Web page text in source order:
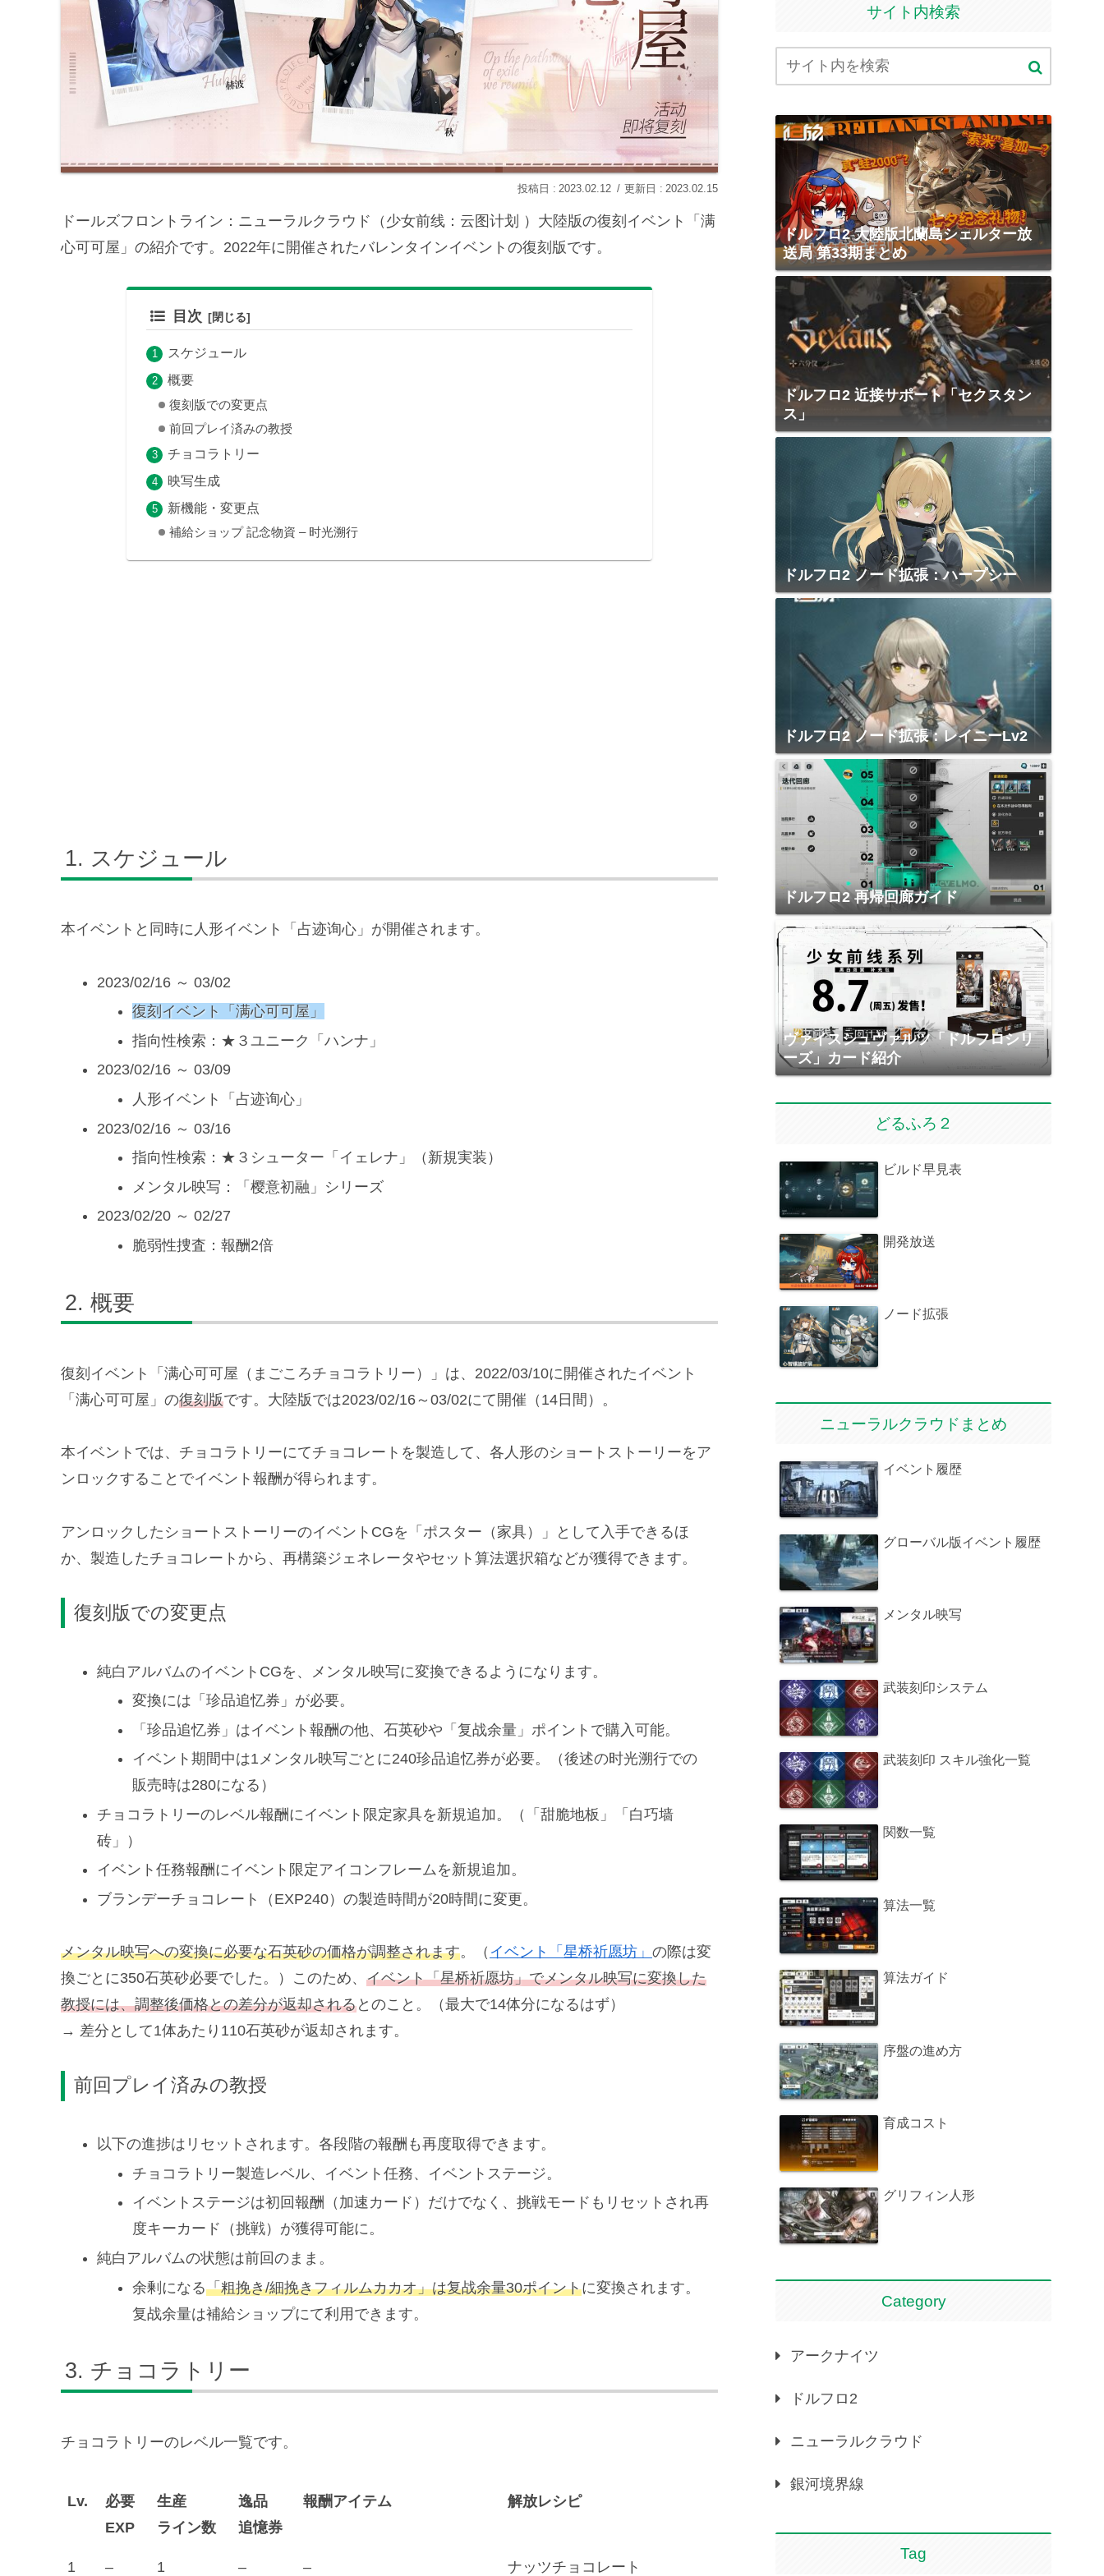
2023.02.12 2023.02.15
ドールズフロントライン：ニューラルクラウド（少女前线：云图计划 ）大陸版の復刻イベント「满
心可可屋」の紹介です。2022年に開催されたバレンタインイベントの復刻版です。
目次
スケジュール
概要
復刻版での変更点
前回プレイ済みの教授
チョコラトリー
映写生成
新機能・変更点
補給ショップ 記念物資 – 时光溯行
スケジュール
本イベントと同時に人形イベント「占迹询心」が開催されます。
2023/02/16 ～ 03/02
復刻イベント「满心可可屋」
指向性検索：★３ユニーク「ハンナ」
2023/02/16 ～ 03/09
人形イベント「占迹询心」
2023/02/16 ～ 03/16
指向性検索：★３シューター「イェレナ」（新規実装）
メンタル映写：「樱意初融」シリーズ
2023/02/20 ～ 02/27
脆弱性捜査：報酬2倍
概要
復刻イベント「满心可可屋（まごころチョコラトリー）」は、2022/03/10に開催されたイベント
「满心可可屋」の復刻版です。大陸版では2023/02/16～03/02にて開催（14日間）。
本イベントでは、チョコラトリーにてチョコレートを製造して、各人形のショートストーリーをア
ンロックすることでイベント報酬が得られます。
アンロックしたショートストーリーのイベントCGを「ポスター（家具）」として入手できるほ
か、製造したチョコレートから、再構築ジェネレータやセット算法選択箱などが獲得できます。
復刻版での変更点
純白アルバムのイベントCGを、メンタル映写に変換できるようになります。
変換には「珍品追忆券」が必要。
「珍品追忆券」はイベント報酬の他、石英砂や「复战余量」ポイントで購入可能。
イベント期間中は1メンタル映写ごとに240珍品追忆券が必要。（後述の时光溯行での
販売時は280になる）
チョコラトリーのレベル報酬にイベント限定家具を新規追加。（「甜脆地板」「白巧墙
砖」）
イベント任務報酬にイベント限定アイコンフレームを新規追加。
ブランデーチョコレート（EXP240）の製造時間が20時間に変更。
メンタル映写への変換に必要な石英砂の価格が調整されます。（ イベント「星桥祈愿坊」 の際は変
換ごとに350石英砂必要でした。）このため、 イベント「星桥祈愿坊」でメンタル映写に変換した
教授には、調整後価格との差分が返却されるとのこと。（最大で14体分になるはず）
→ 差分として1体あたり110石英砂が返却されます。
前回プレイ済みの教授
以下の進捗はリセットされます。各段階の報酬も再度取得できます。
チョコラトリー製造レベル、イベント任務、イベントステージ。
イベントステージは初回報酬（加速カード）だけでなく、挑戦モードもリセットされ再
度キーカード（挑戦）が獲得可能に。
純白アルバムの状態は前回のまま。
余剰になる「粗挽き/細挽きフィルムカカオ」は复战余量30ポイントに変換されます。
复战余量は補給ショップにて利用できます。
チョコラトリー
チョコラトリーのレベル一覧です。
Lv.
必要
EXP
生産
ライン数
逸品
追憶券
報酬アイテム 解放レシピ
1 – 1 – – ナッツチョコレート
サイト内検索
ドルフロ2 大陸版北蘭島シェルター放
送局 第33期まとめ
ドルフロ2 近接サポート「セクスタン
ス」
ドルフロ2 ノード拡張：ハープシー
ドルフロ2 ノード拡張：レイニーLv2
ドルフロ2 再帰回廊ガイド
ヴァイスシュヴァルツ「ドルフロシリ
ーズ」カード紹介
どるふろ２
ビルド早見表
開発放送
ノード拡張
ニューラルクラウドまとめ
イベント履歴
グローバル版イベント履歴
メンタル映写
武装刻印システム
武装刻印 スキル強化一覧
関数一覧
算法一覧
算法ガイド
序盤の進め方
育成コスト
グリフィン人形
Category
アークナイツ
ドルフロ2
ニューラルクラウド
銀河境界線
Tag